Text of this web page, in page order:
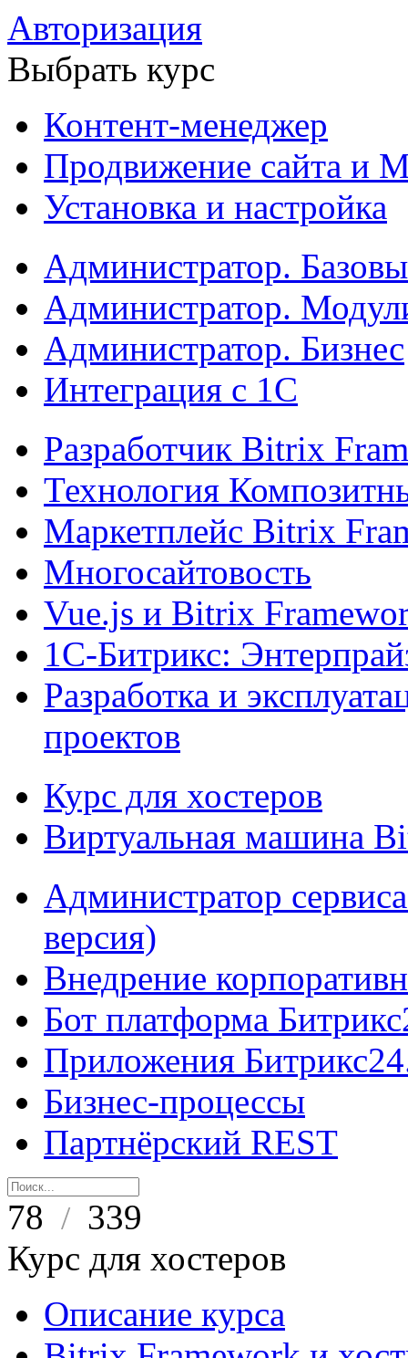
Авторизация
Выбрать курс
Контент-менеджер
Продвижение сайта и
Установка и настройка
Администратор.
Администратор.
Администратор. Бизнес
Интеграция с 1С
Разработчик Bitrix
Технология
Маркетплейс Bitrix
Многосайтовость
Vue.js и Bitrix
1С-Битрикс:
Разработка и
проектов
Курс для хостеров
Виртуальная машина
Администратор
версия)
Внедрение
Бот платформа
Приложения
Бизнес-процессы
Партнёрский REST
78 / 339
Курс для хостеров
Описание курса